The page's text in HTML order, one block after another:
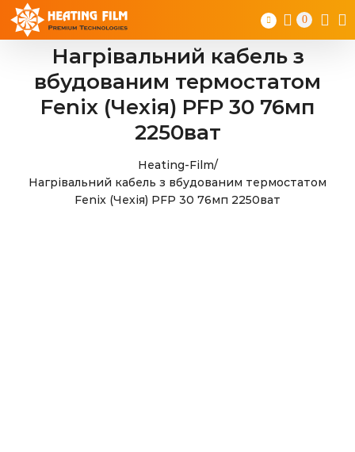
Skip
0
Нагрівальний кабель з
вбудованим термостатом
Fenix (Чехія) PFP 30 76мп
2250ват
Heating-Film/
Нагрівальний кабель з вбудованим термостатом
Fenix (Чехія) PFP 30 76мп 2250ват